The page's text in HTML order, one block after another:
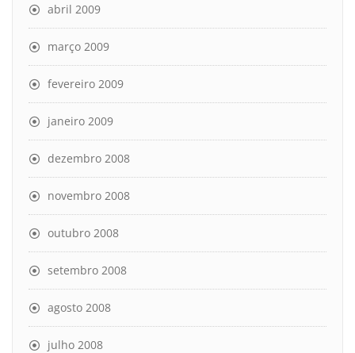
abril 2009
março 2009
fevereiro 2009
janeiro 2009
dezembro 2008
novembro 2008
outubro 2008
setembro 2008
agosto 2008
julho 2008